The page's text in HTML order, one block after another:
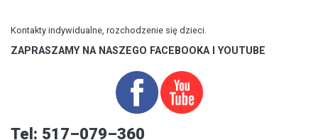
Kontakty indywidualne, rozchodzenie się dzieci.
ZAPRASZAMY NA NASZEGO FACEBOOKA I YOUTUBE
Tel: 517–079–360